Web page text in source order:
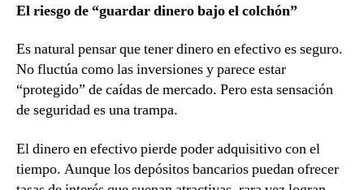
El riesgo de “guardar dinero bajo el colchón”
Es natural pensar que tener dinero en efectivo es seguro.
No fluctúa como las inversiones y parece estar
“protegido” de caídas de mercado. Pero esta sensación
de seguridad es una trampa.
El dinero en efectivo pierde poder adquisitivo con el
tiempo. Aunque los depósitos bancarios puedan ofrecer